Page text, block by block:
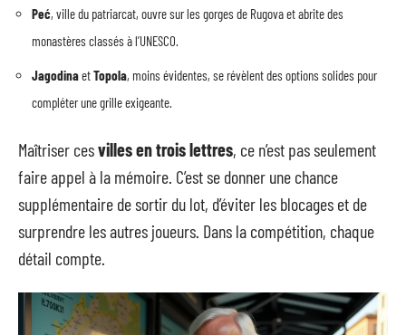
Peć, ville du patriarcat, ouvre sur les gorges de Rugova et abrite des
monastères classés à l’UNESCO.
JagodinaetTopola, moins évidentes, se révèlent des options solides pour
compléter une grille exigeante.
Maîtriser cesvilles en trois lettres, ce n’est pas seulement
faire appel à la mémoire. C’est se donner une chance
supplémentaire de sortir du lot, d’éviter les blocages et de
surprendre les autres joueurs. Dans la compétition, chaque
détail compte.